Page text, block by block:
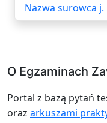
Nazwa surowca
O Egzaminach
Portal z bazą pytań
oraz arkuszami